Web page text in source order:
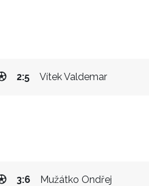
Vítek Valdemar
2:5
Mužátko Ondřej
3:6